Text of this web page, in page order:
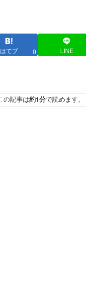
はてブ 0 LINE
の記事は約1分で読めます。